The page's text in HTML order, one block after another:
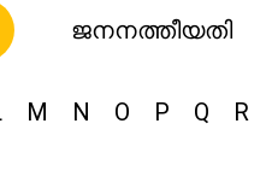
ജനനത്തീയതി
M N O P Q R